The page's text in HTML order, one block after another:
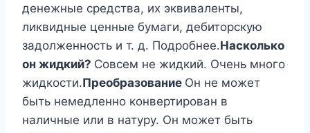
денежные средства, их эквиваленты,
ликвидные ценные бумаги, дебиторскую
задолженность и т. д. Подробнее.Насколько
он жидкий? Совсем не жидкий. Очень много
жидкости.Преобразование Он не может
быть немедленно конвертирован в
наличные или в натуру. Он может быть